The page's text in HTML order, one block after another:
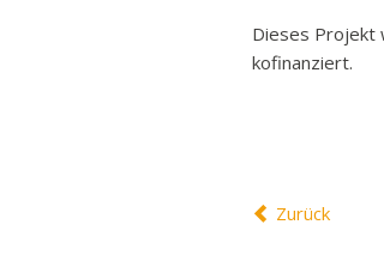
Dieses Projekt
kofinanziert.
Zurück